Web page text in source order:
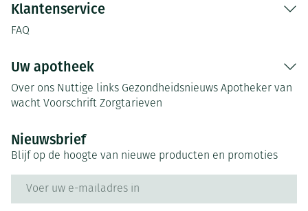
Klantenservice
FAQ
Uw apotheek
Over ons Nuttige links Gezondheidsnieuws Apotheker van
wacht Voorschrift Zorgtarieven
Nieuwsbrief
Blijf op de hoogte van nieuwe producten en promoties